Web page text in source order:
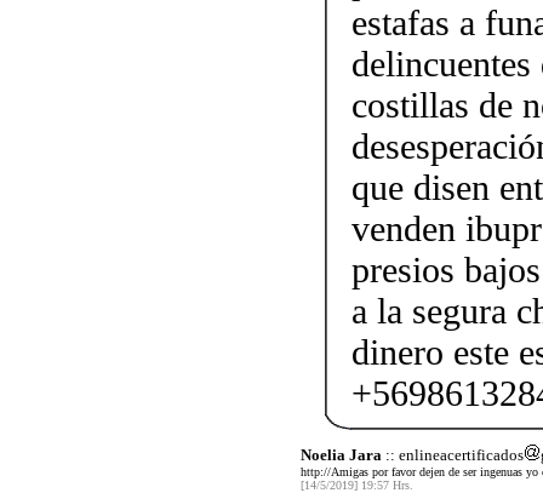
estafas a
delincuentes
costillas de
que disen
venden
presios
a la segura
dinero este
Noelia Jara :: enlineacertificados
http://Amigas por favor dejen de ser ingenuas yo
[14/5/2019] 19:57 Hrs.